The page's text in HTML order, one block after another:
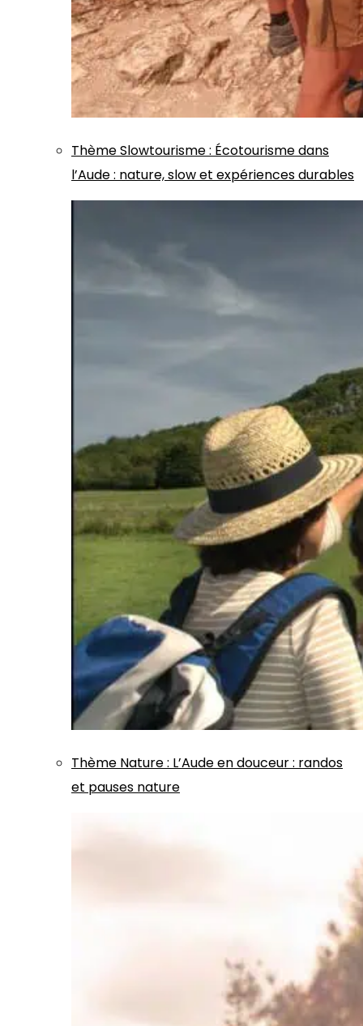
ThèmeSlowtourisme: Écotourisme dans
l’Aude : nature, slow et expériences durables
Thème Nature: L’Aude en douceur : randos
et pauses nature